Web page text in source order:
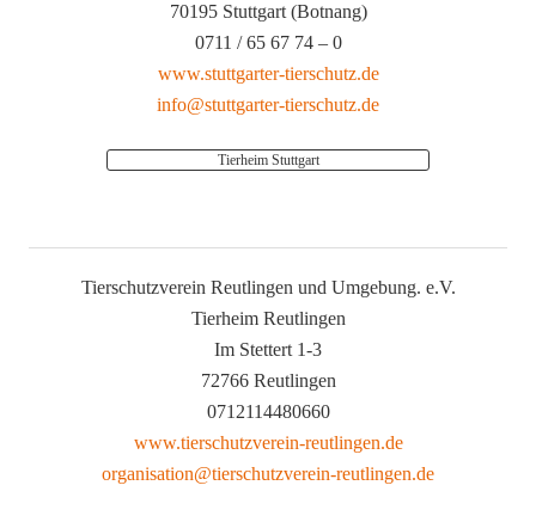
70195 Stuttgart (Botnang)
0711 / 65 67 74 – 0
www.stuttgarter-tierschutz.de
info@stuttgarter-tierschutz.de
Tierheim Stuttgart
Tierschutzverein Reutlingen und Umgebung. e.V.
Tierheim Reutlingen
Im Stettert 1-3
72766 Reutlingen
0712114480660
www.tierschutzverein-reutlingen.de
organisation@tierschutzverein-reutlingen.de